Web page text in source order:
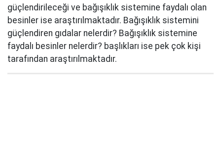
güçlendirileceği ve bağışıklık sistemine faydalı olan
besinler ise araştırılmaktadır. Bağışıklık sistemini
güçlendiren gıdalar nelerdir? Bağışıklık sistemine
faydalı besinler nelerdir? başlıkları ise pek çok kişi
tarafından araştırılmaktadır.